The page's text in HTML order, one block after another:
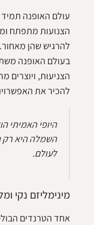
עולם האופנה
הצנועות מתפתח
להרגיש שהן
בעולם האופנה
הצניעות, ויוצרים
להכיר את
היופי האמיתי
השמלה היא רק
לעולם.
מינימליזם נקי
אחד הטרנדים